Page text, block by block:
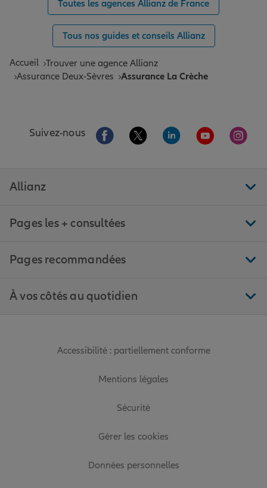
Toutes les agences Allianz de France
Tous nos guides et conseils Allianz
Accueil Trouver une agence Allianz
Assurance Deux-Sèvres
Assurance La Crèche
Suivez-nous Aller sur la page Facebook de Allianz
Aller sur la page Twitter de
Aller sur la page
Aller sur la
Aller
Allianz
Pages les + consultées
Pages recommandées
À vos côtés au quotidien
Accessibilité : partiellement conforme
Mentions légales
Sécurité
Gérer les cookies
Données personnelles